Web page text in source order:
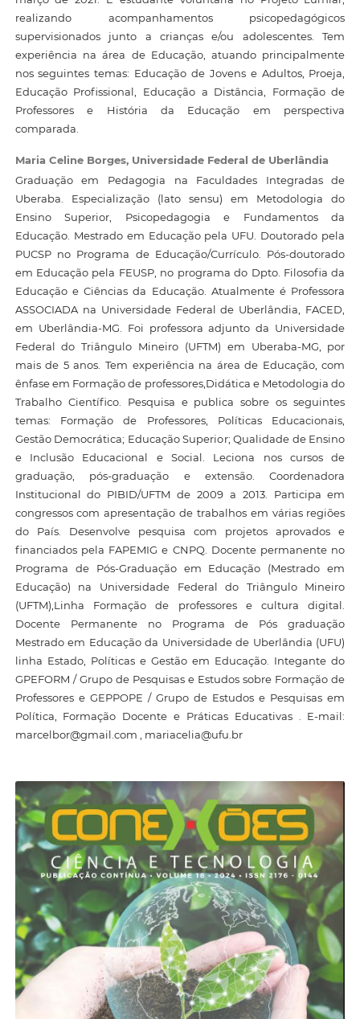
realizando acompanhamentos psicopedagógicos
supervisionados junto a crianças e/ou adolescentes. Tem
experiência na área de Educação, atuando principalmente
nos seguintes temas: Educação de Jovens e Adultos, Proeja,
Educação Profissional, Educação a Distância, Formação de
Professores e História da Educação em perspectiva
comparada.
Maria Celine Borges, Universidade Federal de Uberlândia
Graduação em Pedagogia na Faculdades Integradas de
Uberaba. Especialização (lato sensu) em Metodologia do
Ensino Superior, Psicopedagogia e Fundamentos da
Educação. Mestrado em Educação pela UFU. Doutorado pela
PUCSP no Programa de Educação/Currículo. Pós-doutorado
em Educação pela FEUSP, no programa do Dpto. Filosofia da
Educação e Ciências da Educação. Atualmente é Professora
ASSOCIADA na Universidade Federal de Uberlândia, FACED,
em Uberlândia-MG. Foi professora adjunto da Universidade
Federal do Triângulo Mineiro (UFTM) em Uberaba-MG, por
mais de 5 anos. Tem experiência na área de Educação, com
ênfase em Formação de professores,Didática e Metodologia do
Trabalho Científico. Pesquisa e publica sobre os seguintes
temas: Formação de Professores, Políticas Educacionais,
Gestão Democrática; Educação Superior; Qualidade de Ensino
e Inclusão Educacional e Social. Leciona nos cursos de
graduação, pós-graduação e extensão. Coordenadora
Institucional do PIBID/UFTM de 2009 a 2013. Participa em
congressos com apresentação de trabalhos em várias regiões
do País. Desenvolve pesquisa com projetos aprovados e
financiados pela FAPEMIG e CNPQ. Docente permanente no
Programa de Pós-Graduação em Educação (Mestrado em
Educação) na Universidade Federal do Triângulo Mineiro
(UFTM),Linha Formação de professores e cultura digital.
Docente Permanente no Programa de Pós graduação
Mestrado em Educação da Universidade de Uberlândia (UFU)
linha Estado, Políticas e Gestão em Educação. Integante do
GPEFORM / Grupo de Pesquisas e Estudos sobre Formação de
Professores e GEPPOPE / Grupo de Estudos e Pesquisas em
Política, Formação Docente e Práticas Educativas . E-mail:
marcelbor@gmail.com , mariacelia@ufu.br